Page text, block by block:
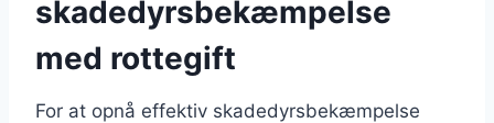
skadedyrsbekæmpelse
med rottegift
For at opnå effektiv skadedyrsbekæmpelse